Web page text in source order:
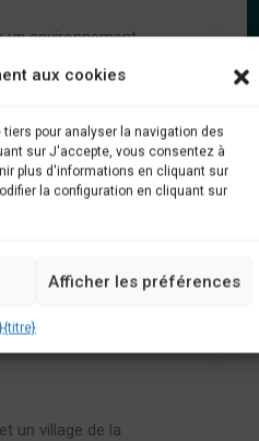
aux cookies
pour analyser la navigation des
sur J'accepte, vous consentez à
plus d'informations en cliquant sur
la configuration en cliquant sur
Afficher les préférences
{titre}
un environnement
nous contacter à
un village de la